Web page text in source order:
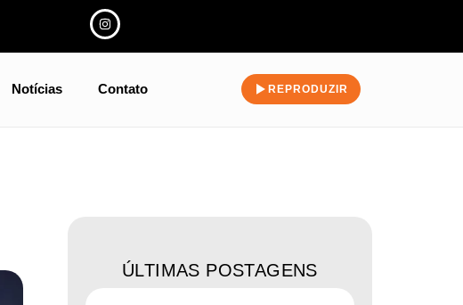
Notícias Contato REPRODUZIR
ÚLTIMAS POSTAGENS